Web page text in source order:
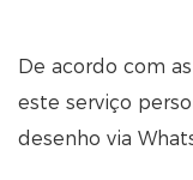
De acordo com
este serviço
desenho via